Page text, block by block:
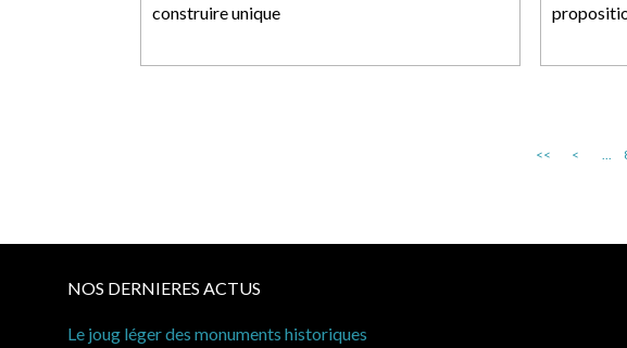
construire unique
<< < ...
NOS DERNIERES ACTUS
Le joug léger des monuments historiques